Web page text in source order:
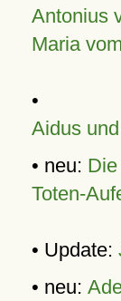
Antonius
Maria
•
Aidus
• neu:
Toten-
• Update:
• neu: